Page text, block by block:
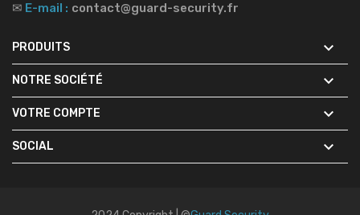
✉ E-mail : contact@guard-security.fr
PRODUITS 
NOTRE SOCIÉTÉ 
VOTRE COMPTE 
SOCIAL 